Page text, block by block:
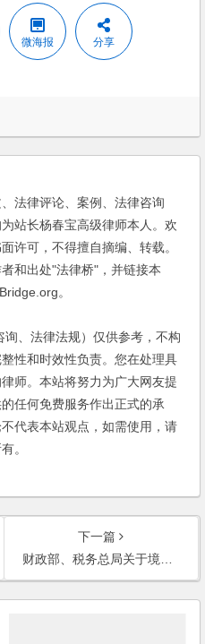
微海报 分享
法律评论、案例、法律咨询
站长杨春宝高级律师本人。欢
许可，不得擅自摘编、转载。
和出处"法律桥"，并链接本
。
、法律法规）仅供参考，不构
性和时效性负责。您在处理具
师。本站将努力为广大网友提
任何免费服务作出正式的承
代表本站观点，如需使用，请
。
下一篇
财政部、税务总局关于境外所得有关个人所得税政策的公告